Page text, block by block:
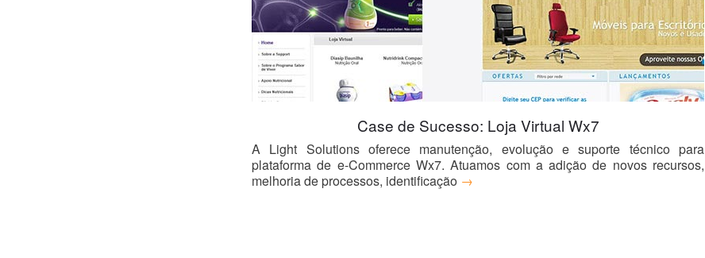
Case de Sucesso: Loja Virtual Wx7
A Light Solutions oferece manutenção, evolução e suporte técnico para
plataforma de e-Commerce Wx7. Atuamos com a adição de novos recursos,
melhoria de processos, identificação →